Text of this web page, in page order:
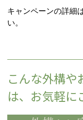
キャンペーンの詳細
い。
こんな外構や
は、お気軽に